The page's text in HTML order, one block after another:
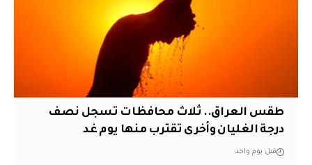
طقس العراق.. ثلاث محافظات تسجل نصف
درجة الغليان وأخرى تقترب منها يوم غد
قبل يوم واحد